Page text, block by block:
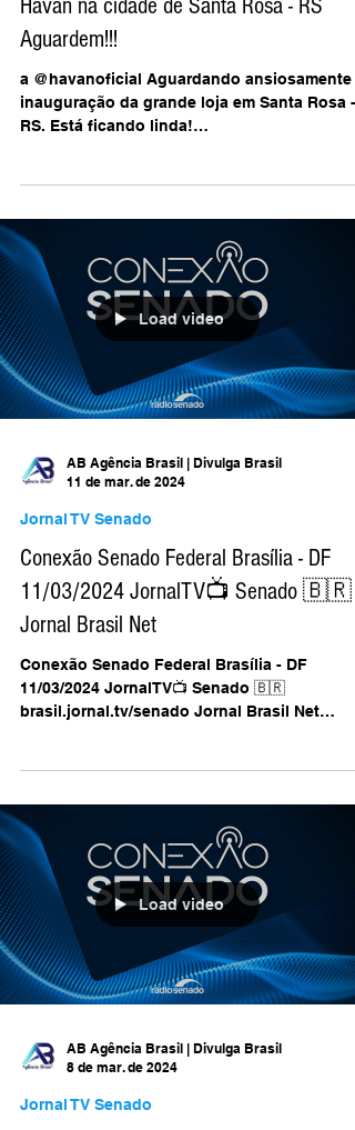
Em breve a inauguração da mega loja
Havan na cidade de Santa Rosa - RS
Aguardem!!!
inauguração da grande loja em Santa Rosa -
www.brasil.jornal.tv/havan...
Load video
AB Agência Brasil | Divulga Brasil
11 de mar. de 2024
Jornal TV Senado
11/03/2024 JornalTV📺 Senado 🇧🇷
Jornal Brasil Net
11/03/2024 JornalTV📺 Senado 🇧🇷
@jornalbrasilnet/...
Load video